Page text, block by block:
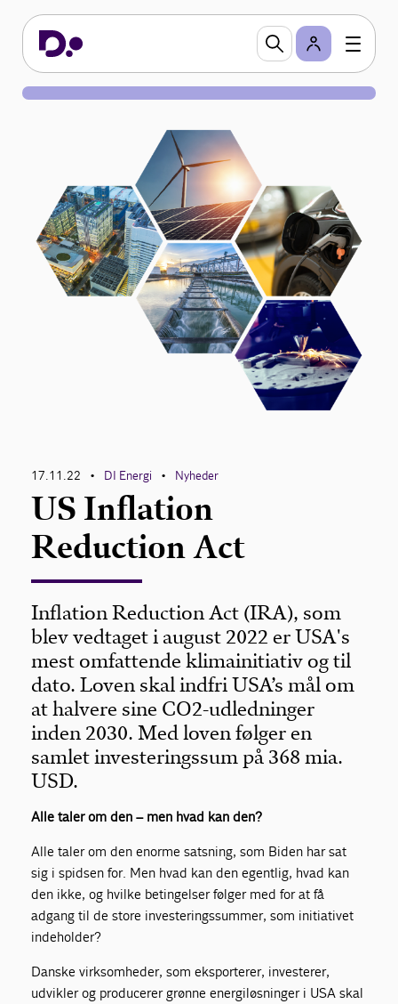
17.11.22 • DI Energi • Nyheder
US Inflation
Reduction Act
Inflation Reduction Act (IRA), som
blev vedtaget i august 2022 er USA's
mest omfattende klimainitiativ og til
dato. Loven skal indfri USA’s mål om
at halvere sine CO2-udledninger
inden 2030. Med loven følger en
samlet investeringssum på 368 mia.
USD.
Alle taler om den – men hvad kan den?
Alle taler om den enorme satsning, som Biden har sat
sig i spidsen for. Men hvad kan den egentlig, hvad kan
den ikke, og hvilke betingelser følger med for at få
adgang til de store investeringssummer, som initiativet
indeholder?
Danske virksomheder, som eksporterer, investerer,
udvikler og producerer grønne energiløsninger i USA skal